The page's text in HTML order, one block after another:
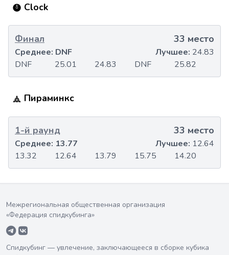
Clock
Финал 33 место
DNF 25.01 24.83 DNF 25.82
Среднее: DNF Лучшее: 24.83
Пираминкс
1-й раунд 33 место
13.32 12.64 13.79 15.75 14.20
Среднее: 13.77 Лучшее: 12.64
Межрегиональная общественная организация
«Федерация спидкубинга»
Спидкубинг — увлечение, заключающееся в сборке кубика